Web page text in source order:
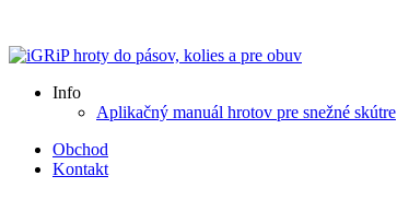
Info
Aplikačný manuál hrotov pre snežné skútre
Obchod
Kontakt